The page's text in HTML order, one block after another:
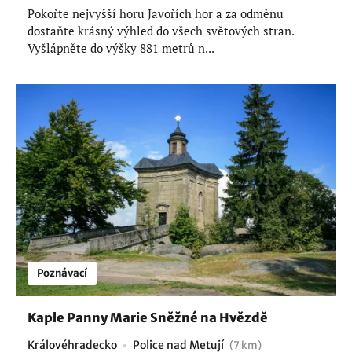
Pokořte nejvyšší horu Javořích hor a za odměnu
dostaňte krásný výhled do všech světových stran.
Vyšlápněte do výšky 881 metrů n...
Poznávací
Kaple Panny Marie Sněžné na Hvězdě
Královéhradecko Police nad Metují (7 km)